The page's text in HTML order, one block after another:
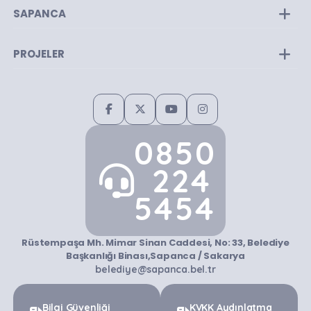
SAPANCA
PROJELER
0850
224
5454
Rüstempaşa Mh. Mimar Sinan Caddesi, No: 33, Belediye
Başkanlığı Binası,Sapanca / Sakarya
belediye@sapanca.bel.tr
Bilgi Güvenliği KVKK Aydınlatma